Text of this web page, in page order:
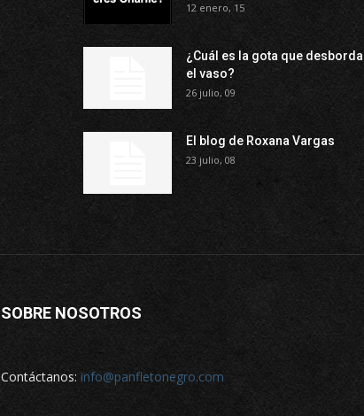
12 enero, 15
¿Cuál es la gota que desborda
el vaso?
26 julio, 09
El blog de Roxana Vargas
23 julio, 08
SOBRE NOSOTROS
Contáctanos: info@panfletonegro.com